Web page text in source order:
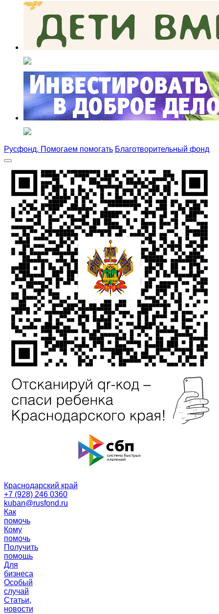
Русфонд. Помогаем помогать Благотворительный фонд
Краснодарский край
+7 (928) 246 0360
kuban@rusfond.ru
Как
помочь
Кому
помочь
Получить
помощь
Для
бизнеса
Особый
случай
Статьи,
новости